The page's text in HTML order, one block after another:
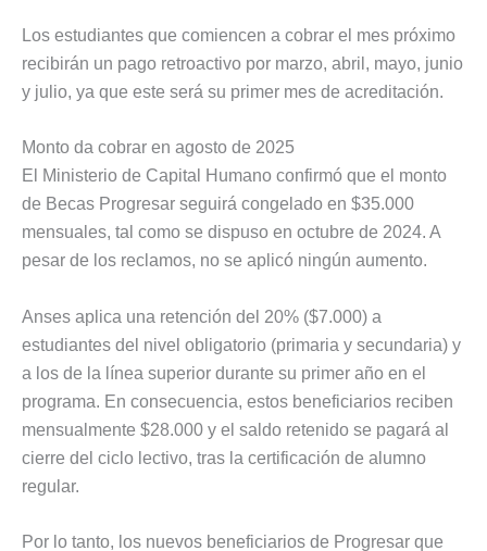
Los estudiantes que comiencen a cobrar el mes próximo
recibirán un pago retroactivo por marzo, abril, mayo, junio
y julio, ya que este será su primer mes de acreditación.
Monto da cobrar en agosto de 2025
El Ministerio de Capital Humano confirmó que el monto
de Becas Progresar seguirá congelado en $35.000
mensuales, tal como se dispuso en octubre de 2024. A
pesar de los reclamos, no se aplicó ningún aumento.
Anses aplica una retención del 20% ($7.000) a
estudiantes del nivel obligatorio (primaria y secundaria) y
a los de la línea superior durante su primer año en el
programa. En consecuencia, estos beneficiarios reciben
mensualmente $28.000 y el saldo retenido se pagará al
cierre del ciclo lectivo, tras la certificación de alumno
regular.
Por lo tanto, los nuevos beneficiarios de Progresar que